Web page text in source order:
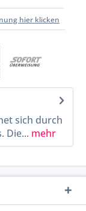
hier klicken
sich durch
Die... mehr